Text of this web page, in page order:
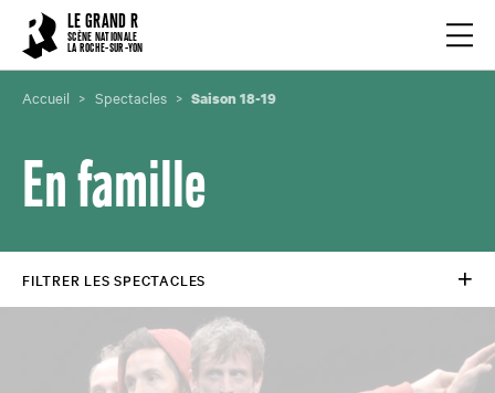
LE GRAND R
SCÈNE NATIONALE
LA ROCHE-SUR-YON
Accueil Spectacles Saison 18-19
En famille
FILTRER LES SPECTACLES
Cookies management panel